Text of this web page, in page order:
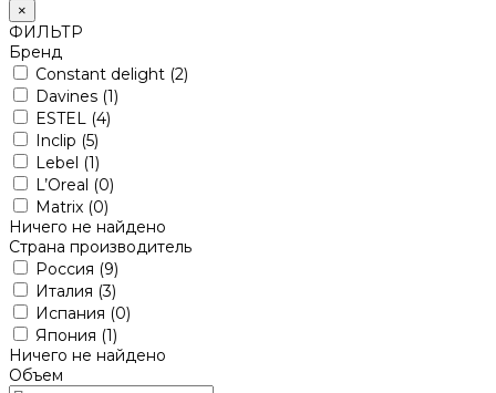
×
ФИЛЬТР
Бренд
Constant delight (2)
Davines (1)
ESTEL
(4)
Inclip (5)
Lebel (1)
L’Oreal (0)
Matrix (0)
Ничего не найдено
Страна производитель
Россия (9)
Италия (3)
Испания (0)
Япония (1)
Ничего не найдено
Объем